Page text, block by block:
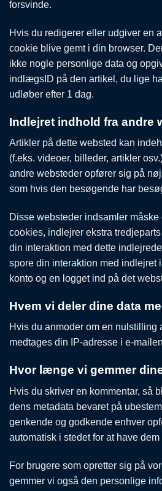
forsvinde.
Hvis du redigerer eller udgiver en
cookie blive gemt i din browser.
ikke nogle personlige data og
indlægsID på den artikel, du lige
udløber efter 1 dag.
Indlejret indhold fra andre
Artikler på dette websted kan
(f.eks. videoer, billeder, artikler
andre websteder opfører sig på
som hvis den besøgende har
Disse websteder indsamler
cookies, indlejrer ekstra
din interaktion med dette
spore din interaktion med indlejret
konto og en logget ind på det
Hvem vi deler dine data
Hvis du anmoder om en nulstilling
medtages din IP-adresse i e-
Hvor længe vi gemmer
Hvis du skriver en kommentar, så
dens metadata bevaret på
genkende og godkende enhver
automatisk i stedet for at have
For brugere som opretter sig på
gemmer vi også den personlige